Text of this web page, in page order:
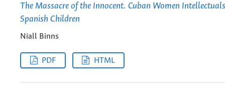
The Massacre of the Innocent. Cuban Women
Spanish Children
Niall Binns
PDF HTML